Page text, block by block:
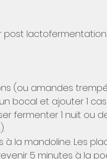
(ou amandes
bocal et ajouter 1
fermenter 1 nuit ou
la mandoline. Les
5 minutes à la